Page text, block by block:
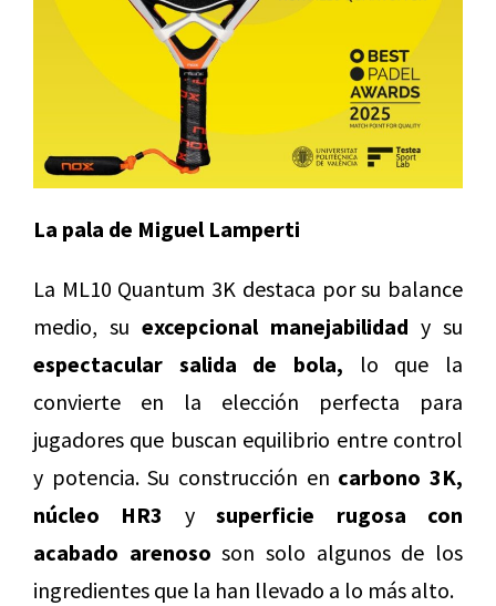
La pala de Miguel Lamperti
La ML10 Quantum 3K destaca por su balance
medio, su excepcional manejabilidad y su
espectacular salida de bola, lo que la
convierte en la elección perfecta para
jugadores que buscan equilibrio entre control
y potencia. Su construcción en carbono 3K,
núcleo HR3 ysuperficie rugosa con
acabado arenoso son solo algunos de los
ingredientes que la han llevado a lo más alto.